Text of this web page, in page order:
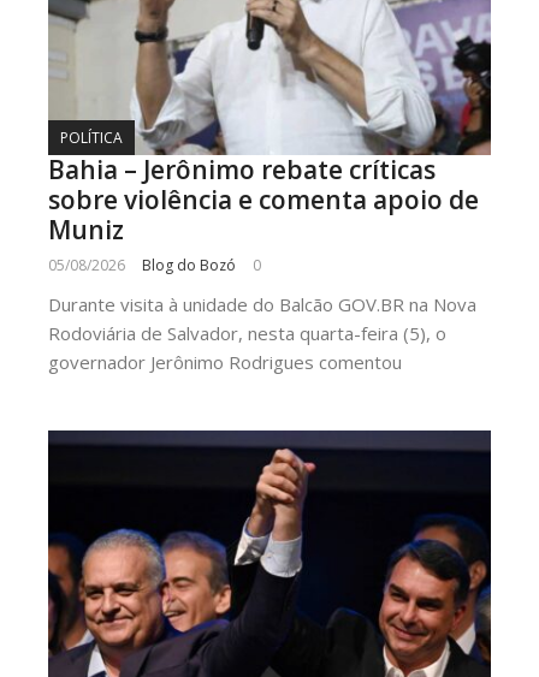
POLÍTICA
Bahia – Jerônimo rebate críticas
sobre violência e comenta apoio de
Muniz
05/08/2026 Blog do Bozó 0
Durante visita à unidade do Balcão GOV.BR na Nova
Rodoviária de Salvador, nesta quarta-feira (5), o
governador Jerônimo Rodrigues comentou